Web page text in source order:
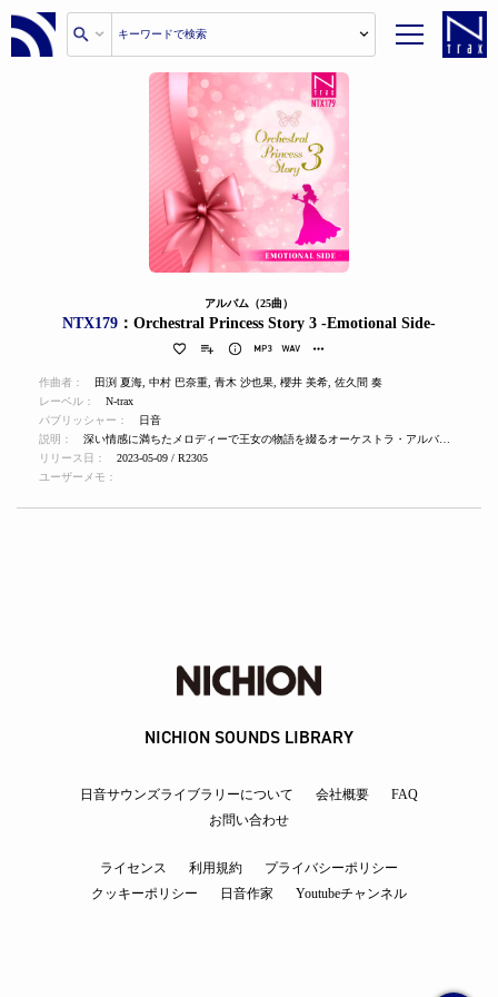
アルバム（25曲）
NTX179 ：Orchestral Princess Story 3 -Emotional Side-
作曲者： 田渕 夏海 中村 巴奈重 青木 沙也果 櫻井 美希 佐久間 奏
レーベル：
N-trax
パブリッシャー：
日音
説明：
リリース日：
2023-05-09 / R2305
ユーザーメモ：
NICHION SOUNDS LIBRARY
日音サウンズライブラリーについて 会社概要
FAQ
お問い合わせ
ライセンス 利用規約
プライバシーポリシー
クッキーポリシー
日音作家 Youtubeチャンネル